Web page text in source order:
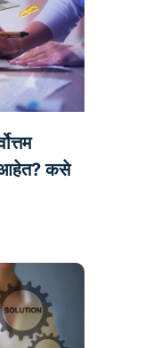
कसे